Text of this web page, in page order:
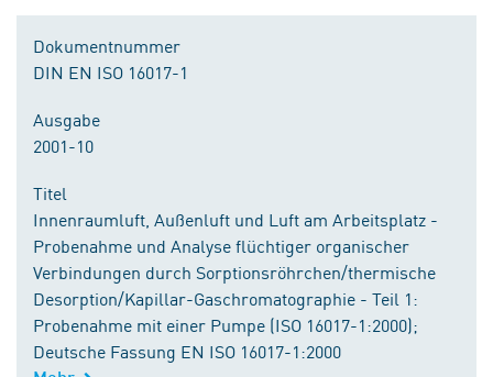
Dokumentnummer
DIN EN ISO 16017-1
Ausgabe
2001-10
Titel
Innenraumluft, Außenluft und Luft am Arbeitsplatz -
Probenahme und Analyse flüchtiger organischer
Verbindungen durch Sorptionsröhrchen/thermische
Desorption/Kapillar-Gaschromatographie - Teil 1:
Probenahme mit einer Pumpe (ISO 16017-1:2000);
Deutsche Fassung EN ISO 16017-1:2000